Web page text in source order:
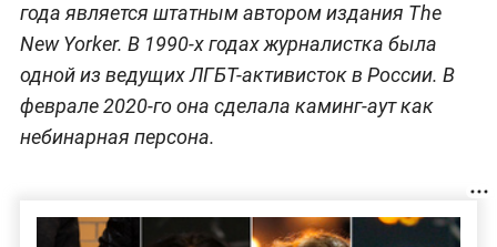
года является штатным автором издания The
New Yorker. В 1990-х годах журналистка была
одной из ведущих ЛГБТ-активисток в России. В
феврале 2020-го она сделала каминг-аут как
небинарная персона.